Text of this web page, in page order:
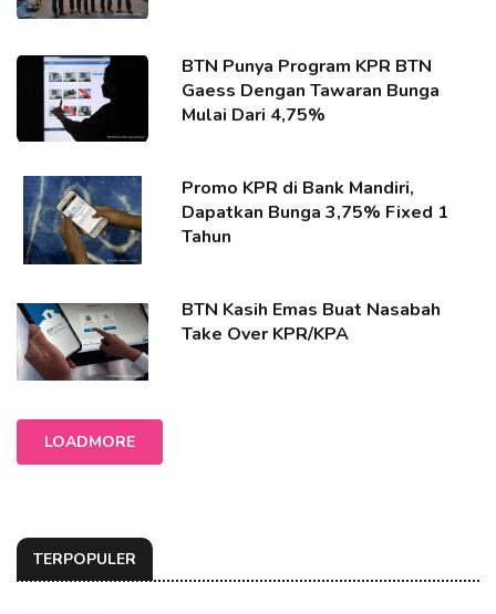
BTN Punya Program KPR BTN
Gaess Dengan Tawaran Bunga
Mulai Dari 4,75%
Promo KPR di Bank Mandiri,
Dapatkan Bunga 3,75% Fixed 1
Tahun
BTN Kasih Emas Buat Nasabah
Take Over KPR/KPA
LOADMORE
TERPOPULER